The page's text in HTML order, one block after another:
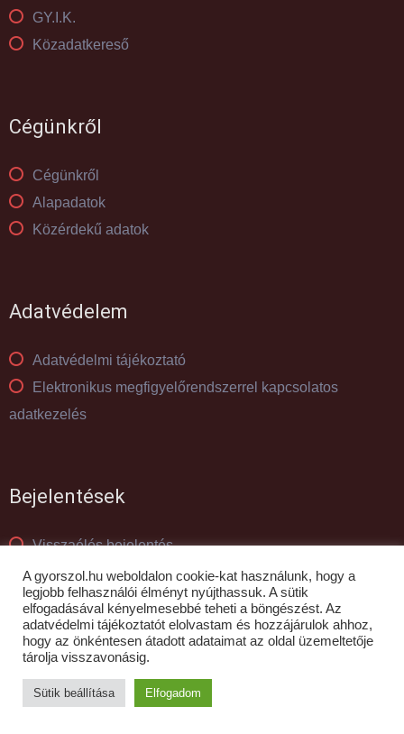
GY.I.K.
Közadatkereső
Cégünkről
Cégünkről
Alapadatok
Közérdekű adatok
Adatvédelem
Adatvédelmi tájékoztató
Elektronikus megfigyelőrendszerrel kapcsolatos
adatkezelés
Bejelentések
Visszaélés bejelentés
Panaszkezelés
© GYŐR-SZOL Zrt - 2010- 2026
A gyorszol.hu weboldalon cookie-kat használunk, hogy a
legjobb felhasználói élményt nyújthassuk. A sütik
elfogadásával kényelmesebbé teheti a böngészést. Az
adatvédelmi tájékoztatót elolvastam és hozzájárulok ahhoz,
hogy az önkéntesen átadott adataimat az oldal üzemeltetője
tárolja visszavonásig.
Sütik beállítása Elfogadom